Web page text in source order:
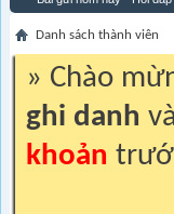
Danh sách thành viên
» Chào
ghi danh và
khoản